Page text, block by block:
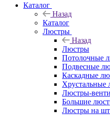
Каталог
Назад
Каталог
Люстры
Назад
Люстры
Потолочные
Подвесные
Каскадные
Хрустальные
Люстры-
Большие
Люстры на